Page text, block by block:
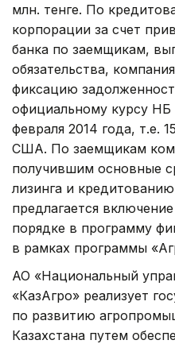
млн. тенге. По
корпорации за счет
банка по заемщикам,
обязательства,
фиксацию
официальному курсу НБ
февраля 2014 года, т.е.
США. По заемщикам
получившим основные
лизинга и
предлагается
порядке в программу
в рамках программы
АО «Национальный
«КазАгро» реализует
по развитию
Казахстана путем